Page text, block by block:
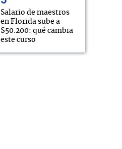
Salario de maestros
en Florida sube a
$50.200: qué cambia
este curso